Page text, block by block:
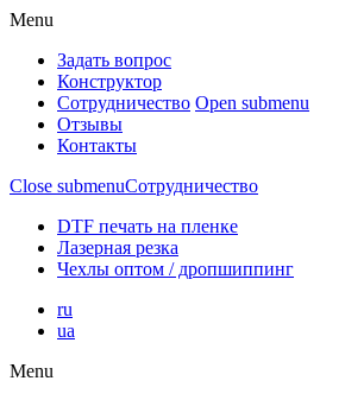
Menu
Задать вопрос
Конструктор
Сотрудничество Open submenu
Отзывы
Контакты
Close submenuСотрудничество
DTF печать на пленке
Лазерная резка
Чехлы оптом / дропшиппинг
ru
ua
Menu